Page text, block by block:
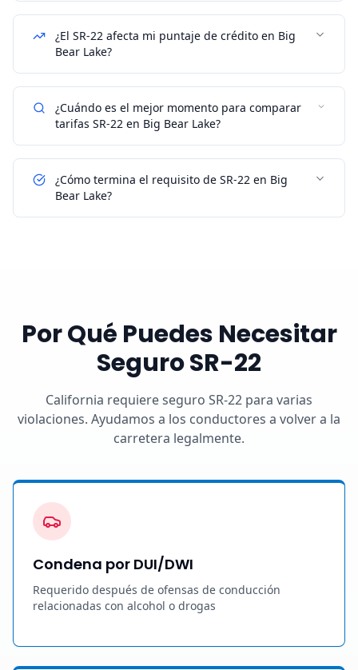
¿El SR-22 afecta mi puntaje de crédito en Big
Bear Lake?
¿Cuándo es el mejor momento para comparar
tarifas SR-22 en Big Bear Lake?
¿Cómo termina el requisito de SR-22 en Big
Bear Lake?
Por Qué Puedes Necesitar
Seguro SR-22
California requiere seguro SR-22 para varias
violaciones. Ayudamos a los conductores a volver a la
carretera legalmente.
Condena por DUI/DWI
Requerido después de ofensas de conducción
relacionadas con alcohol o drogas